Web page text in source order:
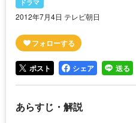
ドラマ
2012年7月4日 テレビ朝日
ポスト シェア 送る
あらすじ・解説